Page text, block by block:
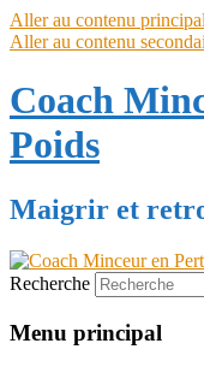
Aller au contenu principal
Aller au contenu
Coach
Poids
Maigrir et
Recherche
Menu principal